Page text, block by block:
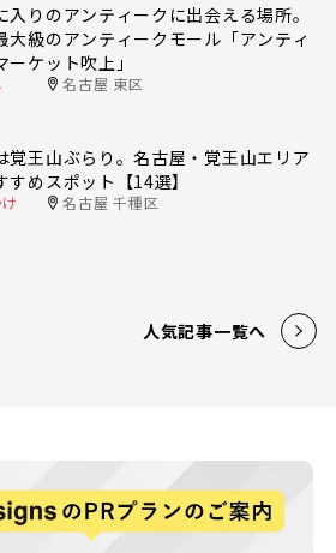
入りのアンティークに出会える場所。
大級のアンティークモール「アンティ
ーケット吹上」
名古屋 東区
覚王山ぶらり。名古屋・覚王山エリア
すめスポット【14選】
名古屋 千種区
人気記事一覧へ